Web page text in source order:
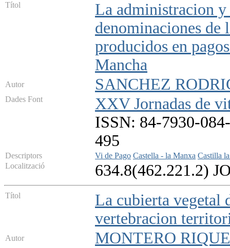
Títol
La administracion
denominaciones de
producidos en
Mancha
Autor SANCHEZ
Dades Font
XXV Jornadas de
ISSN: 84-7930-
495
Descriptors Vi de Pago Castella - la Manxa Castilla
Localització
634.8(462.221.2)
Títol
La cubierta vegetal
vertebracion
Autor MONTERO